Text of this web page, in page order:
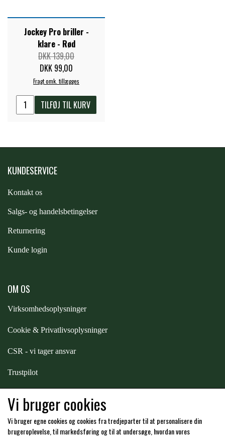
STUD MUFFIN
PREMIER EQUINE INSEKTBESKYTTELSE
Jockey Pro briller -
klare - Rød
DKK 139,00
DKK 99,00
Fragt omk. tillægges
TILFØJ TIL KURV
KUNDESERVICE
Kontakt os
Salgs- og handelsbetingelser
Returnering
Kunde login
OM OS
Virksomhedsoplysninger
Cookie & Privatlivsoplysninger
CSR - vi tager ansvar
Trustpilot
Hos os kan du betale med:
Vi bruger cookies
Vi bruger egne cookies og cookies fra tredjeparter til at personalisere din
brugeroplevelse, til markedsføring og til at undersøge, hvordan vores